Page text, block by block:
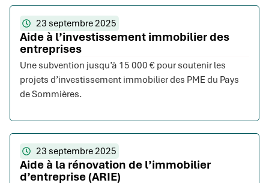
23 septembre 2025
Aide à l’investissement immobilier des
entreprises
Une subvention jusqu’à 15 000 € pour soutenir les
projets d’investissement immobilier des PME du Pays
de Sommières.
23 septembre 2025
Aide à la rénovation de l’immobilier
d’entreprise (ARIE)